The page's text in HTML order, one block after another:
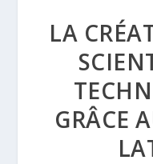
LA
GRÂCE